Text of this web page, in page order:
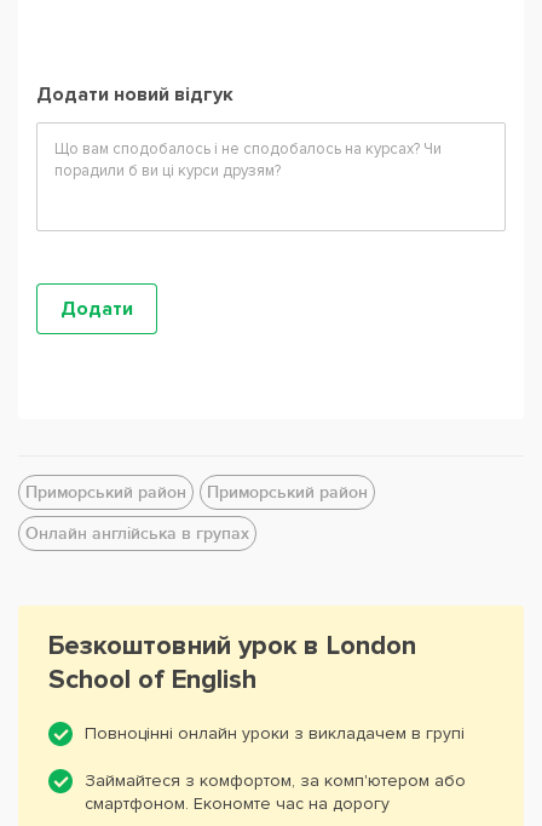
Додати новий відгук
Приморський район
Приморський район
Онлайн англійська в групах
Безкоштовний урок в London
School of English
Повноцінні онлайн уроки з викладачем в групі
Займайтеся з комфортом, за комп'ютером або
смартфоном. Економте час на дорогу